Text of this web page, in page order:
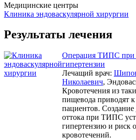
Медицинские центры
Клиника эндоваскулярной хирургии
Результаты лечения
Операция ТИПС при
гипертензии
Лечащий врач:
Николаевич,
Кровотечения из
пищевода приводят
пациентов.
оттока при ТИПС
гипертензию и риск
кровотечений.